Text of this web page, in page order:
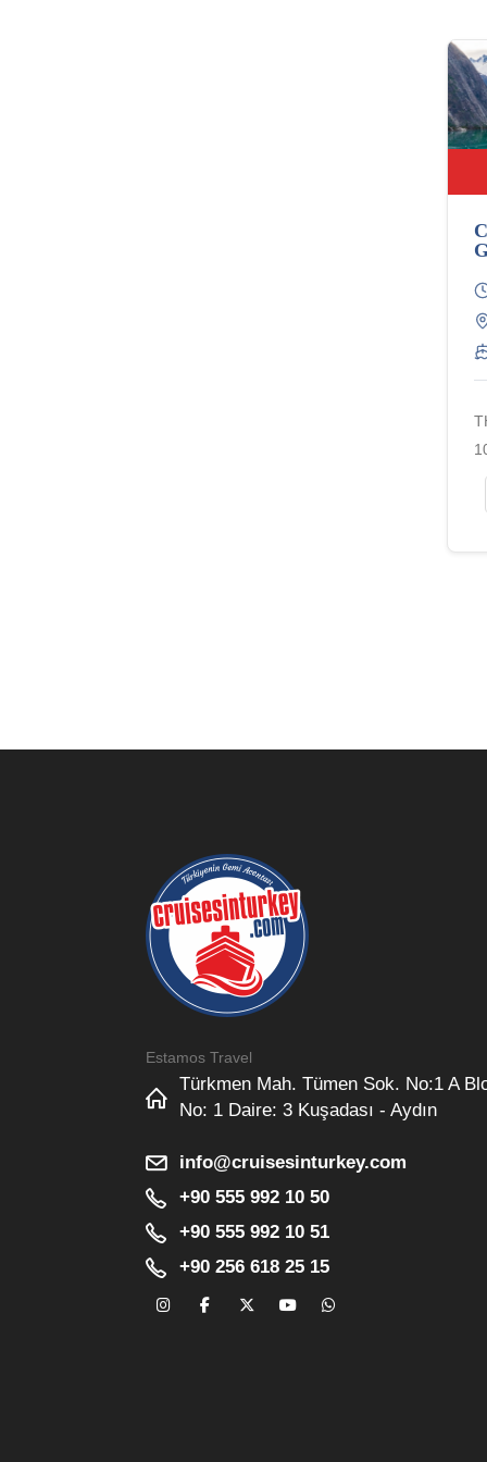
Estamos Travel
Türkmen Mah. Tümen Sok. No:1 A
No: 1 Daire: 3 Kuşadası - Aydın
info@cruisesinturkey.com
+90 555 992 10 50
+90 555 992 10 51
+90 256 618 25 15